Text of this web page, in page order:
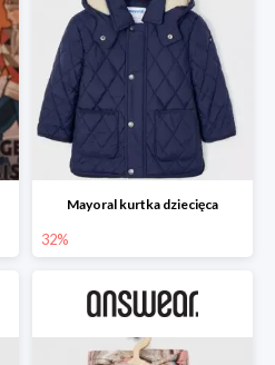
Mayoral kurtka dziecięca
32%